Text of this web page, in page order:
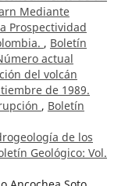
Mediante
Prospectividad
, Boletín
actual
del volcán
de 1989.
, Boletín
de los
Geológico: Vol.